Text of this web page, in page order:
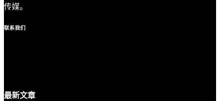
传媒。
联系我们
最新文章